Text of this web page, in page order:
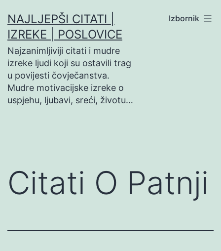
na
sadržaj
NAJLJEPŠI CITATI |
IZREKE | POSLOVICE
Najzanimljiviji citati i mudre
izreke ljudi koji su ostavili trag
u povijesti čovječanstva.
Mudre motivacijske izreke o
uspjehu, ljubavi, sreći, životu…
Izbornik
Citati O Patnji